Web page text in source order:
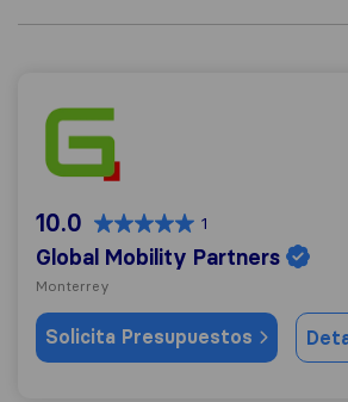
Global Mobility Partners
10.0 1
Global Mobility Partners
Monterrey
Solicita Presupuestos